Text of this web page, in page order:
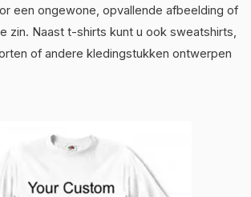
een ongewone, opvallende afbeelding of
zin. Naast t-shirts kunt u ook sweatshirts,
of andere kledingstukken ontwerpen